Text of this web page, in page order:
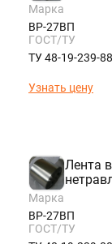
Марка
ВР-27ВП
ГОСТ/ТУ
ТУ 48-19-239-88
Узнать цену
Лента
Марка
ВР-27ВП
ГОСТ/ТУ